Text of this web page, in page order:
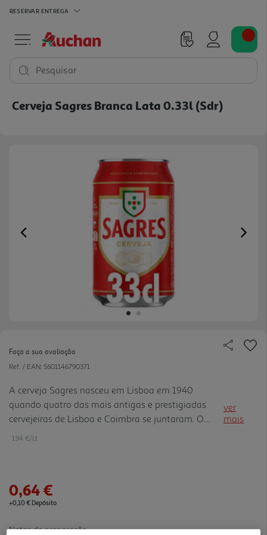
RESERVAR ENTREGA
Pesquisar
Cerveja Sagres Branca Lata 0.33l (sdr)
Previous
Faça a sua avaliação
Ref. / EAN: 5601146790371
A cerveja Sagres nasceu em Lisboa em 1940
quando quatro das mais antigas e prestigiadas
cervejeiras de Lisboa e Coimbra se juntaram. O
lançamento desta marca teve como propósito criar
Português, realizada em Lisboa na praça em frente
aos Jerónimos. Tendo o mercado ficado
ver
mais
1.94 €/Lt
0,64 €
+0,10 € Depósito
Notas de preparação